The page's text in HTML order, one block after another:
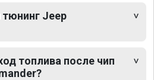
Jeep
топлива после чип